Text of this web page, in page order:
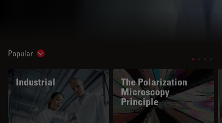
Popular Show subnavigation
Industrial
The Polarization
Microscopy
Principle